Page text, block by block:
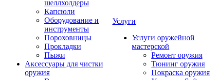
шеллхолдеры
Капсюли
Оборудование и
инструменты
Пороховницы
Прокладки
Пыжи
Аксессуары для чистки
оружия
Услуги
Услуги оружейной
мастерской
Ремонт оружия
Тюнинг оружия
Покраска оружия